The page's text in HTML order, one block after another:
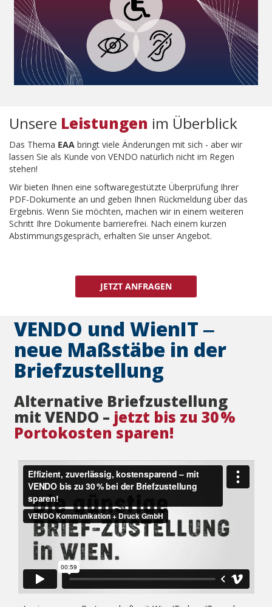
Unsere Leistungen im Überblick
Das Thema EAA bringt viele Änderungen mit sich - aber wir
lassen Sie als Kunde von VENDO natürlich nicht im Regen
stehen!
Wir bieten Ihnen eine softwaregestützte Überprüfung Ihrer
PDF-Dokumente an und geben Ihnen Rückmeldung über das
Ergebnis. Wenn Sie möchten, machen wir in einem weiteren
Schritt Ihre Dokumente barrierefrei. Nach einem kurzen
Abstimmungsgespräch, erhalten Sie unser Angebot.
JETZT ANFRAGEN
VENDO und WienIT ‒
neue Maßstäbe in der
Briefzustellung
Alternative Briefzustellung
mit VENDO – jetzt bis zu 30 %
Portokosten sparen!